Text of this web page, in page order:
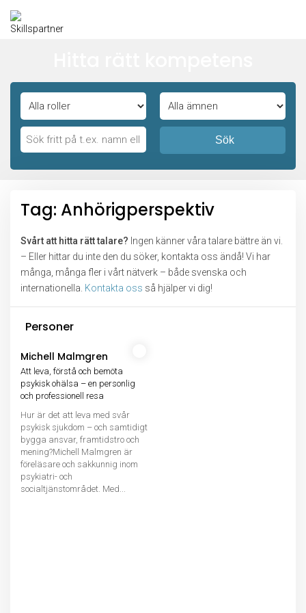
Sök
Tag: Anhörigperspektiv
Svårt att hitta rätt talare? Ingen känner våra talare bättre än vi.
– Eller hittar du inte den du söker, kontakta oss ändå! Vi har
många, många fler i vårt nätverk – både svenska och
internationella. Kontakta oss så hjälper vi dig!
Personer
Michell Malmgren
Att leva, förstå och bemöta
psykisk ohälsa – en personlig
och professionell resa
Hur är det att leva med svår
psykisk sjukdom – och samtidigt
bygga ansvar, framtidstro och
mening?Michell Malmgren är
föreläsare och sakkunnig inom
psykiatri- och
socialtjänstområdet. Med...